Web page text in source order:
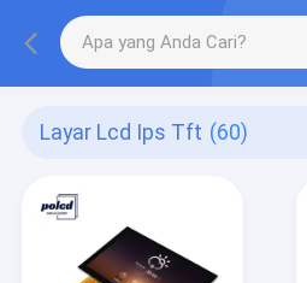
Layar Lcd Ips Tft (60)